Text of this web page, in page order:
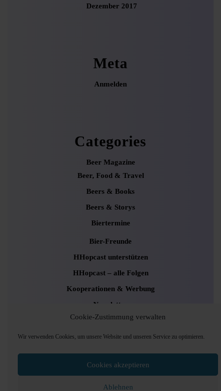
Cookie-Zustimmung verwalten
Wir verwenden Cookies, um unsere Website und unseren Service zu optimieren.
Cookies akzeptieren
Ablehnen
Dezember 2017
Meta
Anmelden
Categories
Beer Magazine
Beer, Food & Travel
Beers & Books
Beers & Storys
Biertermine
Bier-Freunde
HHopcast unterstützen
HHopcast – alle Folgen
Kooperationen & Werbung
Newsletter
Uncategorized
Podcaster Radio WordPress Theme
Pods Hamburg © 2024, Foto: Andrea Lang
Scroll